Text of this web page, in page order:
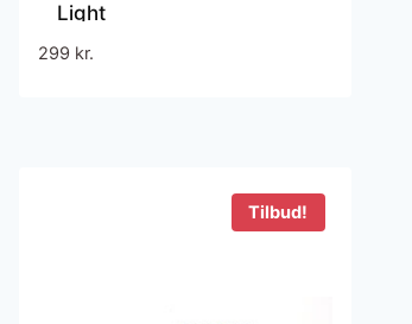
Light
299 kr.
Tilbud!